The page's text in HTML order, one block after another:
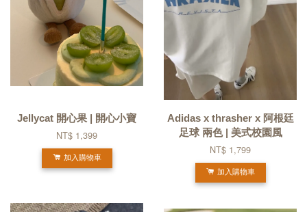
Jellycat 開心果 | 開心小寶
NT$ 1,399
加入購物車
Adidas x thrasher x 阿根廷
足球 兩色 | 美式校園風
NT$ 1,799
加入購物車